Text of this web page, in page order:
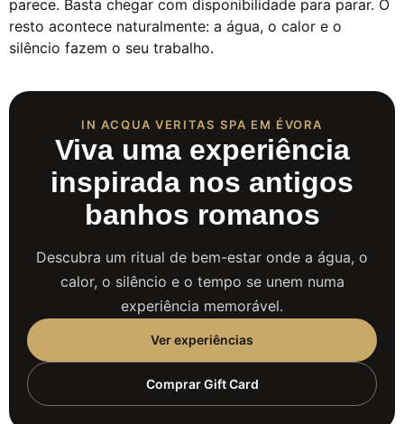
parece. Basta chegar com disponibilidade para parar. O
resto acontece naturalmente: a água, o calor e o
silêncio fazem o seu trabalho.
IN ACQUA VERITAS SPA EM ÉVORA
Viva uma experiência
inspirada nos antigos
banhos romanos
Descubra um ritual de bem-estar onde a água, o
calor, o silêncio e o tempo se unem numa
experiência memorável.
Ver experiências
Comprar Gift Card